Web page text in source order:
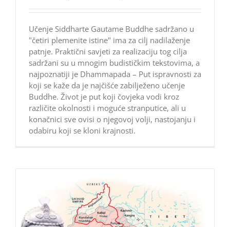
Učenje Siddharte Gautame Buddhe sadržano u
"četiri plemenite istine" ima za cilj nadilaženje
patnje. Praktični savjeti za realizaciju tog cilja
sadržani su u mnogim budističkim tekstovima, a
najpoznatiji je Dhammapada – Put ispravnosti za
koji se kaže da je najčišće zabilježeno učenje
Buddhe. Život je put koji čovjeka vodi kroz
različite okolnosti i moguće stranputice, ali u
konačnici sve ovisi o njegovoj volji, nastojanju i
odabiru koji se kloni krajnosti.